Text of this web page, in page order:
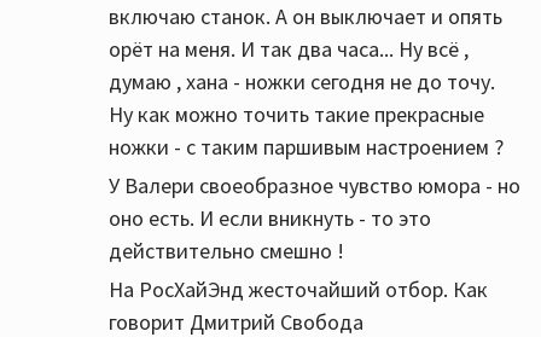
включаю станок. А он выключает и опять
орёт на меня. И так два часа... Ну всё ,
думаю , хана - ножки сегодня не до точу.
Ну как можно точить такие прекрасные
ножки - с таким паршивым настроением ?
У Валери своеобразное чувство юмора - но
оно есть. И если вникнуть - то это
действительно смешно !
На РосХайЭнд жесточайший отбор. Как
говорит Дмитрий Свобода